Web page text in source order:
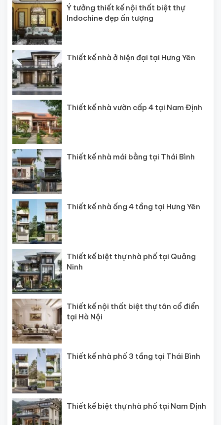
Ý tưởng thiết kế nội thất biệt thự
Indochine đẹp ấn tượng
Thiết kế nhà ở hiện đại tại Hưng Yên
Thiết kế nhà vườn cấp 4 tại Nam Định
Thiết kế nhà mái bằng tại Thái Bình
Thiết kế nhà ống 4 tầng tại Hưng Yên
Thiết kế biệt thự nhà phố tại Quảng
Ninh
Thiết kế nội thất biệt thự tân cổ điển
tại Hà Nội
Thiết kế nhà phố 3 tầng tại Thái Bình
Thiết kế biệt thự nhà phố tại Nam Định